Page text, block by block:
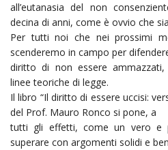
all’eutanasia del non
decina di anni, come è ovvio che
Per tutti noi che nei prossimi
scenderemo in campo per
diritto di non essere
linee teoriche di legge.
Il libro “Il diritto di essere uccisi:
del Prof. Mauro Ronco si pone, a
tutti gli effetti, come un vero e
superare con argomenti solidi e ben